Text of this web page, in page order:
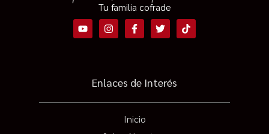
Tu familia cofrade
Enlaces de Interés
Inicio